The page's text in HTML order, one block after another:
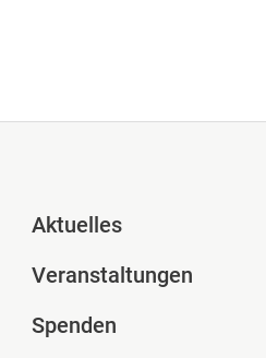
Fusszeile
Aktuelles
Veranstaltungen
Spenden